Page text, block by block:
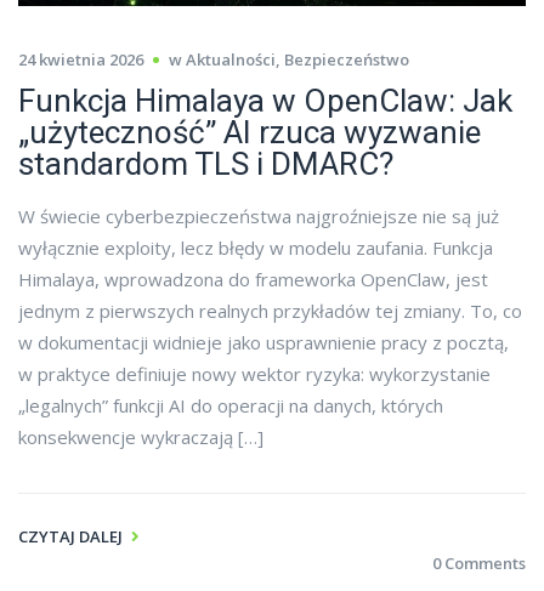
24 kwietnia 2026 wAktualności Bezpieczeństwo
Funkcja Himalaya w OpenClaw: Jak
„użyteczność” AI rzuca wyzwanie
standardom TLS i DMARC?
W świecie cyberbezpieczeństwa najgroźniejsze nie są już
wyłącznie exploity, lecz błędy w modelu zaufania. Funkcja
Himalaya, wprowadzona do frameworka OpenClaw, jest
jednym z pierwszych realnych przykładów tej zmiany. To, co
w dokumentacji widnieje jako usprawnienie pracy z pocztą,
w praktyce definiuje nowy wektor ryzyka: wykorzystanie
„legalnych” funkcji AI do operacji na danych, których
konsekwencje wykraczają […]
CZYTAJ DALEJ
0 Comments